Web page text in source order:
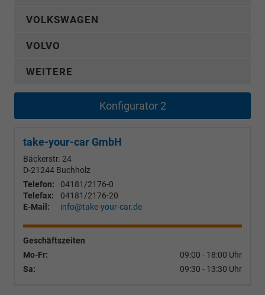
VOLKSWAGEN
VOLVO
WEITERE
Konfigurator 2
take-your-car GmbH
Bäckerstr. 24
D-21244 Buchholz
Telefon:
04181/2176-0
Telefax:
04181/2176-20
E-Mail:
info@take-your-car.de
Geschäftszeiten
Mo-Fr:
09:00 - 18:00 Uhr
Sa:
09:30 - 13:30 Uhr